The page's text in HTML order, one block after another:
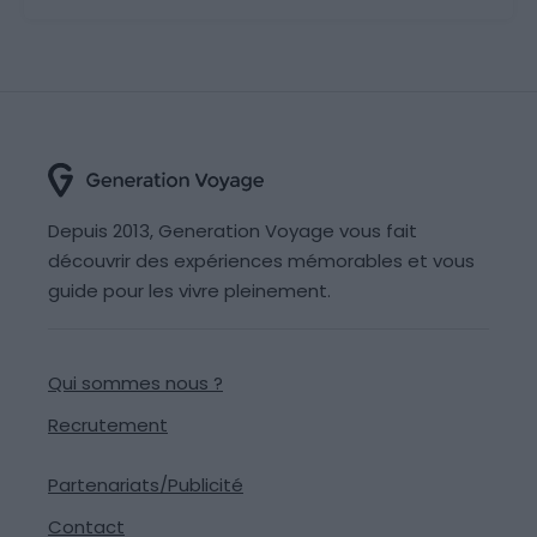
Depuis 2013, Generation Voyage vous fait
découvrir des expériences mémorables et vous
guide pour les vivre pleinement.
Qui sommes nous ?
Recrutement
Partenariats/Publicité
Contact